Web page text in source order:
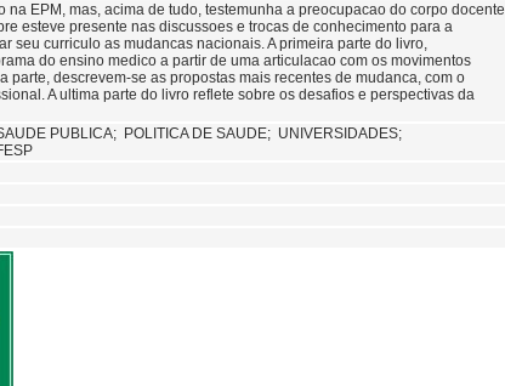
EPM, mas, acima de tudo, testemunha a preocupacao do corpo docente
esteve presente nas discussoes e trocas de conhecimento para a
seu curriculo as mudancas nacionais. A primeira parte do livro,
do ensino medico a partir de uma articulacao com os movimentos
descrevem-se as propostas mais recentes de mudanca, com o
A ultima parte do livro reflete sobre os desafios e perspectivas da
PUBLICA; POLITICA DE SAUDE; UNIVERSIDADES;